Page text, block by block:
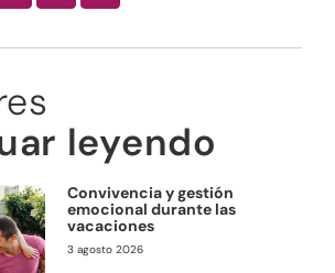
leyendo
Convivencia y gestión
emocional durante las
vacaciones
3 agosto 2026